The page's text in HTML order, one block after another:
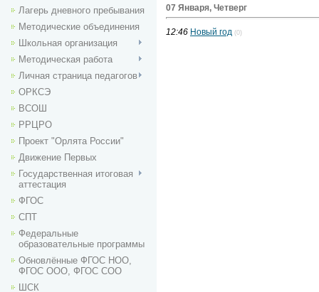
Лагерь дневного пребывания
Методические объединения
Школьная организация
Методическая работа
Личная страница педагогов
ОРКСЭ
ВСОШ
РРЦРО
Проект "Орлята России"
Движение Первых
Государственная итоговая
аттестация
ФГОС
СПТ
Федеральные
образовательные программы
Обновлённые ФГОС НОО,
ФГОС ООО, ФГОС СОО
ШСК
07 Января, Четверг
12:46 Новый год (0)